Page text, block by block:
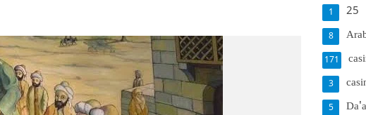
25
1
8
171
3
5